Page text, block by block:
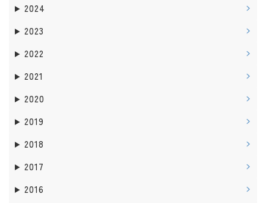
2024
2023
2022
2021
2020
2019
2018
2017
2016